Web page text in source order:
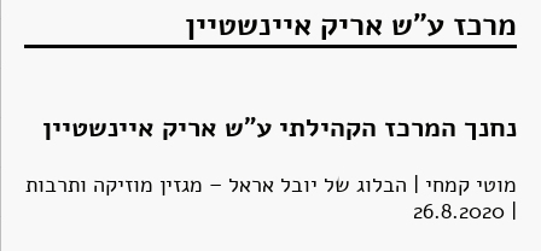
מרכז ע"ש אריק איינשטיין
נחנך המרכז הקהילתי ע"ש אריק איינשטיין
מוטי קמחי | הבלוג של יובל אראל – מגזין מוזיקה ותרבות